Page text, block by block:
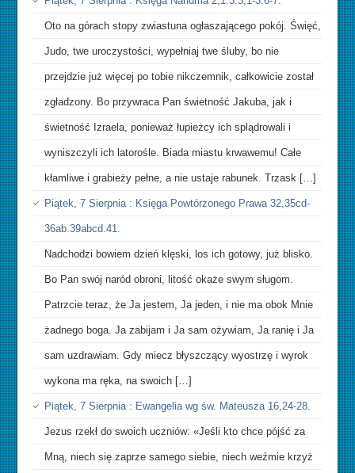
Oto na górach stopy zwiastuna ogłaszającego pokój. Święć,
Judo, twe uroczystości, wypełniaj twe śluby, bo nie
przejdzie już więcej po tobie nikczemnik, całkowicie został
zgładzony. Bo przywraca Pan świetność Jakuba, jak i
świetność Izraela, ponieważ łupieżcy ich splądrowali i
wyniszczyli ich latorośle. Biada miastu krwawemu! Całe
kłamliwe i grabieży pełne, a nie ustaje rabunek. Trzask […]
Piątek, 7 Sierpnia : Księga Powtórzonego Prawa 32,35cd-
36ab.39abcd.41.
Nadchodzi bowiem dzień klęski, los ich gotowy, już blisko.
Bo Pan swój naród obroni, litość okaże swym sługom.
Patrzcie teraz, że Ja jestem, Ja jeden, i nie ma obok Mnie
żadnego boga. Ja zabijam i Ja sam ożywiam, Ja ranię i Ja
sam uzdrawiam. Gdy miecz błyszczący wyostrzę i wyrok
wykona ma ręka, na swoich […]
Piątek, 7 Sierpnia : Ewangelia wg św. Mateusza 16,24-28.
Jezus rzekł do swoich uczniów: «Jeśli kto chce pójść za
Mną, niech się zaprze samego siebie, niech weźmie krzyż